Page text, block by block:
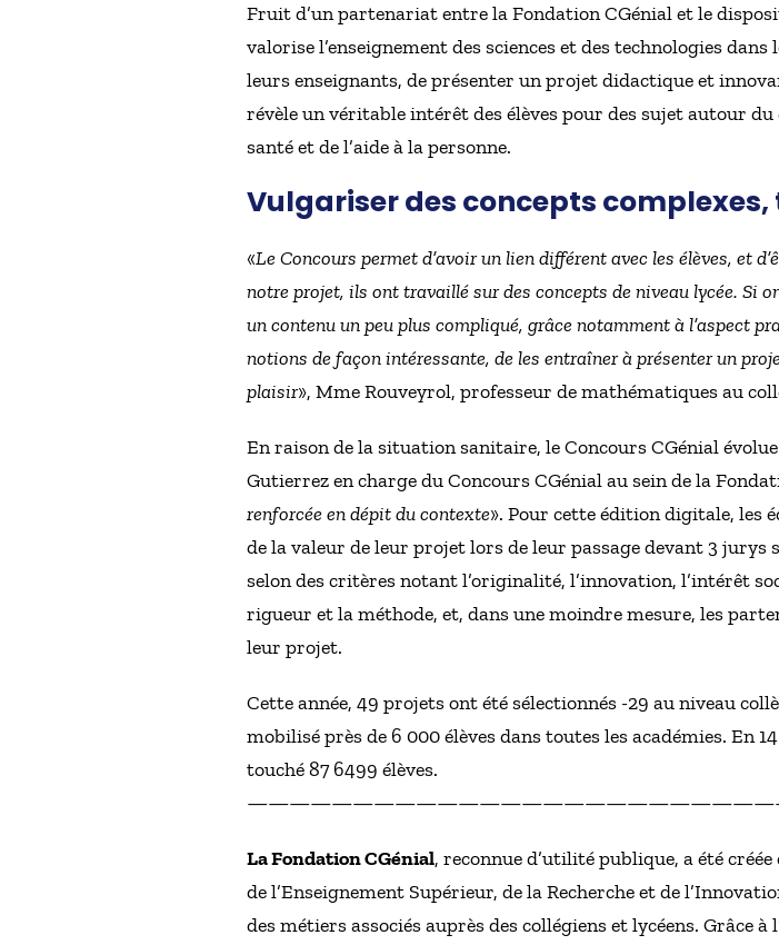
Fruit d’un partenariat entre la Fondation CGénial et le
valorise l’enseignement des sciences et des technologies
leurs enseignants, de présenter un projet didactique et
révèle un véritable intérêt des élèves pour des sujet autour
santé et de l’aide à la personne.
Vulgariser des concepts
«Le Concours permet d’avoir un lien différent avec les élèves, et
notre projet, ils ont travaillé sur des concepts de niveau lycée. Si
un contenu un peu plus compliqué, grâce notamment à l’aspect
notions de façon intéressante, de les entraîner à présenter un
plaisir», Mme Rouveyrol, professeur de mathématiques au
En raison de la situation sanitaire, le Concours CGénial
Gutierrez en charge du Concours CGénial au sein de la
renforcée en dépit du contexte». Pour cette édition digitale, les
de la valeur de leur projet lors de leur passage devant 3 jurys
selon des critères notant l’originalité, l’innovation, l’intérêt
rigueur et la méthode, et, dans une moindre mesure, les
leur projet.
Cette année, 49 projets ont été sélectionnés -29 au niveau
mobilisé près de 6 000 élèves dans toutes les académies. En
touché 87 6499 élèves.
La Fondation CGénial, reconnue d’utilité publique, a été
de l’Enseignement Supérieur, de la Recherche et de
des métiers associés auprès des collégiens et lycéens. Grâce